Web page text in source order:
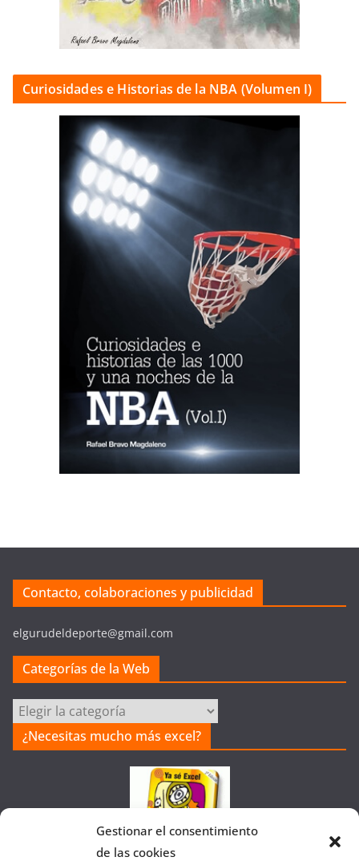
Gestionar el consentimiento
de las cookies
Curiosidades e Historias de la NBA (Volumen I)
Contacto, colaboraciones y publicidad
elgurudeldeporte@gmail.com
Categorías de la Web
Categorías
de
la
¿Necesitas mucho más excel?